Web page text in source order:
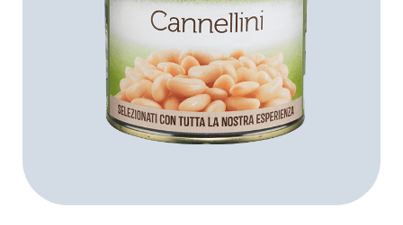
Frutta in pezzi
Polpe di frutta